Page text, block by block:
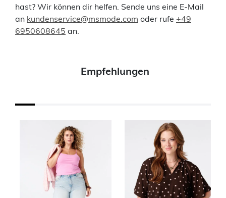
hast? Wir können dir helfen. Sende uns eine E-Mail
an kundenservice@msmode.com oder rufe +49
6950608645 an.
Empfehlungen